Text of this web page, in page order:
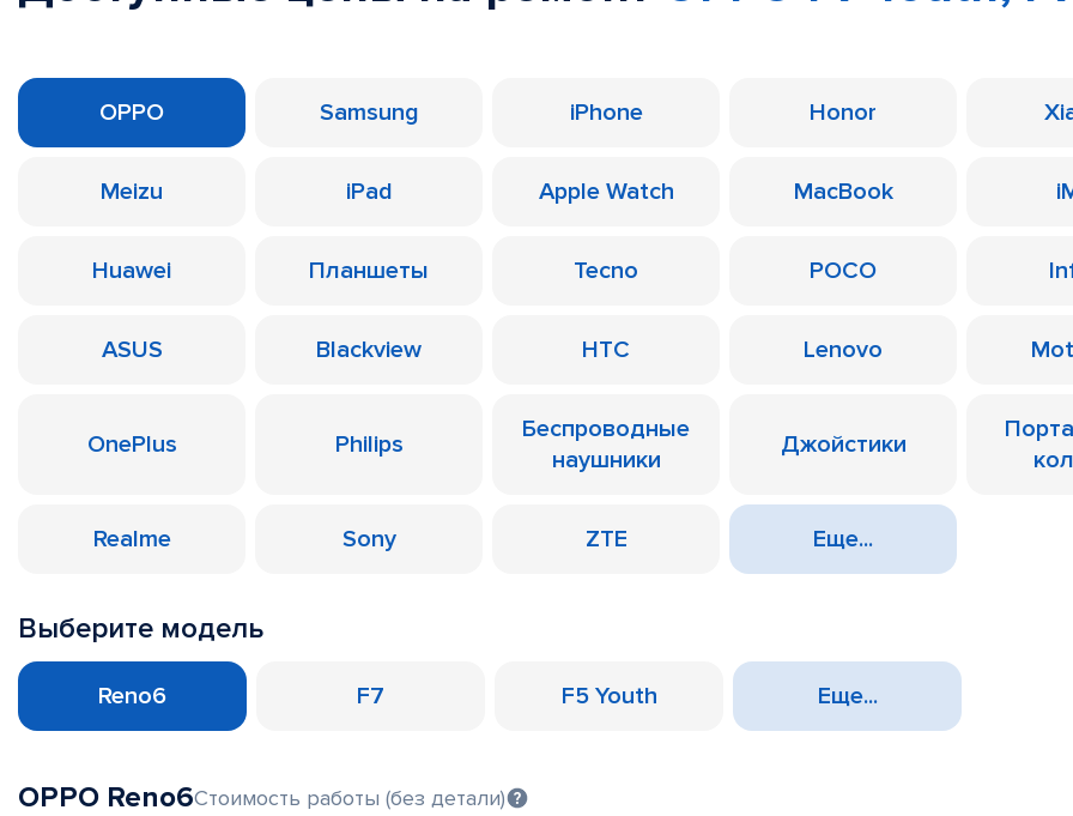
OPPO Samsung iPhone Honor
Meizu iPad Apple Watch MacBook
Huawei Планшеты Tecno POCO
ASUS Blackview HTC Lenovo
OnePlus Philips
Беспроводные
наушники
Джойстики
Realme Sony ZTE Еще...
Выберите модель
Reno6 F7 F5 Youth Еще...
OPPO Reno6Стоимость работы (без детали)